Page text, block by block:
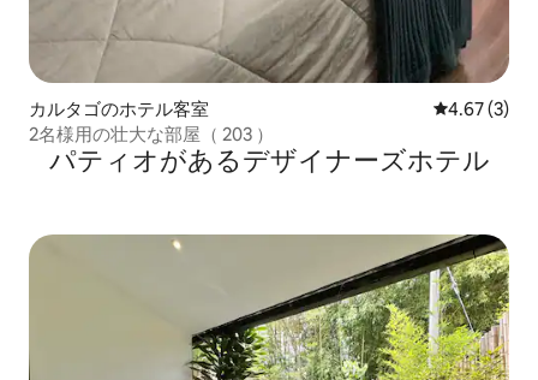
カルタゴのホテル客室 レビュー3
4.67 (3)
2名様用の壮大な部屋（ 203 ）
パティオがあるデ⁠ザ⁠イ⁠ナ⁠ー⁠ズホ⁠テ⁠ル